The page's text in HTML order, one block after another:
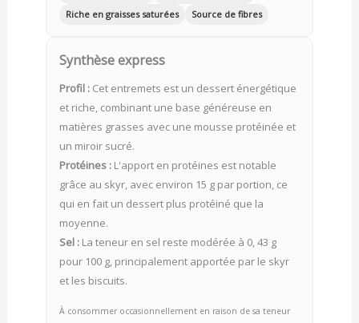
Riche en graisses saturées
Source de fibres
Synthèse express
Profil :Cet entremets est un dessert énergétique
et riche, combinant une base généreuse en
matières grasses avec une mousse protéinée et
un miroir sucré.
Protéines :L'apport en protéines est notable
grâce au skyr, avec environ 15 g par portion, ce
qui en fait un dessert plus protéiné que la
moyenne.
Sel :La teneur en sel reste modérée à 0, 43 g
pour 100 g, principalement apportée par le skyr
et les biscuits.
À consommer occasionnellement en raison de sa teneur